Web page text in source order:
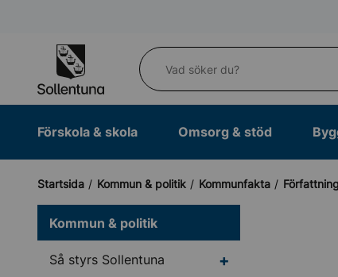
Vad söker du?
Förskola & skola Omsorg & stöd
Startsida Kommun & politik Kommunfakta
Kommun & politik
Så styrs Sollentuna Undermeny för Så